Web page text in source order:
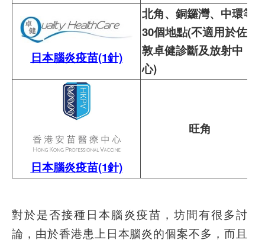
日本腦炎疫苗(1針)
北角、銅鑼灣、中環等
30個地點(不適用於佐
敦卓健診斷及放射中
心)
日本腦炎疫苗(1針)
旺角
對於是否接種日本腦炎疫苗，坊間有很多討
論，由於香港患上日本腦炎的個案不多，而且